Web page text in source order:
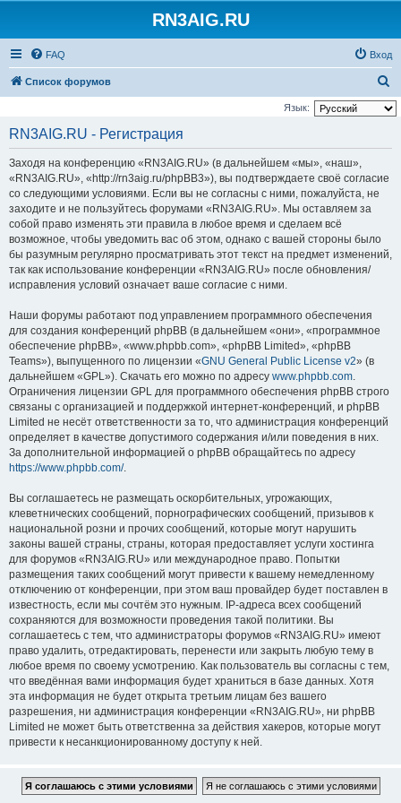
RN3AIG.RU
FAQ Вход
Список форумов
о
Язык:
RN3AIG.RU - Регистрация
Заходя на конференцию «RN3AIG.RU» (в дальнейшем «мы», «наш»,
«RN3AIG.RU», «http://rn3aig.ru/phpBB3»), вы подтверждаете своё согласие
со следующими условиями. Если вы не согласны с ними, пожалуйста, не
заходите и не пользуйтесь форумами «RN3AIG.RU». Мы оставляем за
собой право изменять эти правила в любое время и сделаем всё
возможное, чтобы уведомить вас об этом, однако с вашей стороны было
бы разумным регулярно просматривать этот текст на предмет изменений,
так как использование конференции «RN3AIG.RU» после обновления/
исправления условий означает ваше согласие с ними.
Наши форумы работают под управлением программного обеспечения
для создания конференций phpBB (в дальнейшем «они», «программное
обеспечение phpBB», «www.phpbb.com», «phpBB Limited», «phpBB
Teams»), выпущенного по лицензии «GNU General Public License v2» (в
дальнейшем «GPL»). Скачать его можно по адресу www.phpbb.com.
Ограничения лицензии GPL для программного обеспечения phpBB строго
связаны с организацией и поддержкой интернет-конференций, и phpBB
Limited не несёт ответственности за то, что администрация конференций
определяет в качестве допустимого содержания и/или поведения в них.
За дополнительной информацией о phpBB обращайтесь по адресу
https://www.phpbb.com/.
Вы соглашаетесь не размещать оскорбительных, угрожающих,
клеветнических сообщений, порнографических сообщений, призывов к
национальной розни и прочих сообщений, которые могут нарушить
законы вашей страны, страны, которая предоставляет услуги хостинга
для форумов «RN3AIG.RU» или международное право. Попытки
размещения таких сообщений могут привести к вашему немедленному
отключению от конференции, при этом ваш провайдер будет поставлен в
известность, если мы сочтём это нужным. IP-адреса всех сообщений
сохраняются для возможности проведения такой политики. Вы
соглашаетесь с тем, что администраторы форумов «RN3AIG.RU» имеют
право удалить, отредактировать, перенести или закрыть любую тему в
любое время по своему усмотрению. Как пользователь вы согласны с тем,
что введённая вами информация будет храниться в базе данных. Хотя
эта информация не будет открыта третьим лицам без вашего
разрешения, ни администрация конференции «RN3AIG.RU», ни phpBB
Limited не может быть ответственна за действия хакеров, которые могут
привести к несанкционированному доступу к ней.